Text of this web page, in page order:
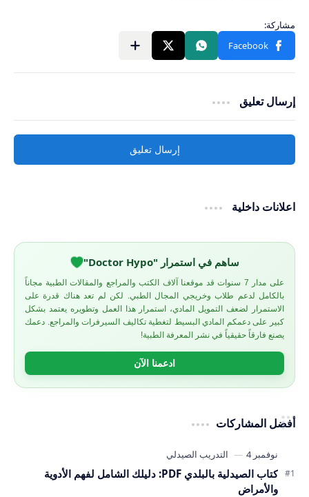
إرسال تعليق
إرسال تعليق
اعلانات داخلية
ساهم في استمرار "Doctor Hypo"
على مدار 7 سنوات قد موقعنا آلاف الكتب والمراجع والمقالات الطبية مجاناً
بالكامل لدعم طلاب وخريجي المجال الطبي. لكن لم تعد هناك قدرة على
الاستمرار لضعف التمويل المادي، استمرار هذا العمل وتطويره يعتمد بشكل
كبير على دعمكم المادي البسيط لتغطية تكاليف السيرفرات والمراجع. دعمك
يصنع فارقاً حقيقياً في نشر المعرفة الطبية!
ادعمنا الآن
أفضل المشاركات
كتاب الصيدلية بالبلدي PDF: دليلك الشامل لفهم الأدوية
والأمراض